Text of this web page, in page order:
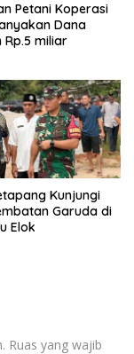
Petani Koperasi
Dana
Rp.5 miliar
Kunjungi
Garuda di
Elok
Ruas yang wajib